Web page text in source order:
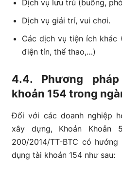
Dịch vụ lưu trú (buồng,
Dịch vụ giải trí, vui chơi.
Các dịch vụ tiện ích khác
điện tín, thể thao,…)
4.4. Phương
khoản 154 trong
Đối với các doanh nghiệp
xây dựng, Khoản
200/2014/TT-BTC có
dụng tài khoản 154 như sau: